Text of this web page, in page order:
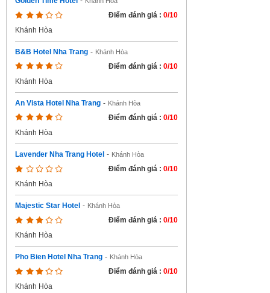
Điểm đánh giá : 0/10
Khánh Hòa
B&B Hotel Nha Trang - Khánh Hòa
Điểm đánh giá : 0/10
Khánh Hòa
An Vista Hotel Nha Trang - Khánh Hòa
Điểm đánh giá : 0/10
Khánh Hòa
Lavender Nha Trang Hotel - Khánh Hòa
Điểm đánh giá : 0/10
Khánh Hòa
Majestic Star Hotel - Khánh Hòa
Điểm đánh giá : 0/10
Khánh Hòa
Pho Bien Hotel Nha Trang - Khánh Hòa
Điểm đánh giá : 0/10
Khánh Hòa